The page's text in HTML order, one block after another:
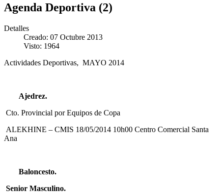
Agenda Deportiva (2)
Detalles
Creado: 07 Octubre 2013
Visto: 1964
Actividades Deportivas, MAYO 2014
Ajedrez.
Cto. Provincial por Equipos de Copa
ALEKHINE – CMIS 18/05/2014 10h00 Centro Comercial Santa
Ana
Baloncesto.
Senior Masculino.